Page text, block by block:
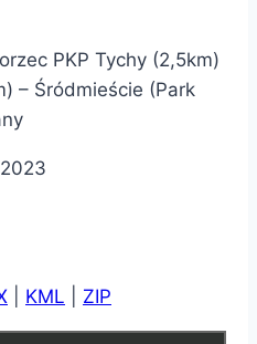
PKP Tychy (2,5km)
– Śródmieście (Park
KML ZIP